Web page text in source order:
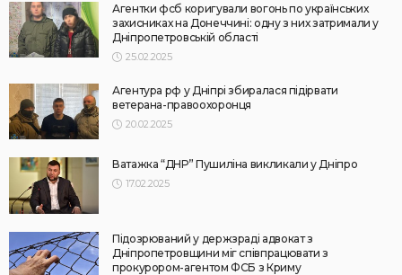
Агентки фсб коригували вогонь по українських
захисниках на Донеччині: одну з них затримали у
Дніпропетровській області
25.02.2025
Агентура рф у Дніпрі збиралася підірвати
ветерана-правоохоронця
20.02.2025
Ватажка “ДНР” Пушиліна викликали у Дніпро
17.02.2025
Підозрюваний у держзраді адвокат з
Дніпропетровщини міг співпрацювати з
прокурором-агентом ФСБ з Криму